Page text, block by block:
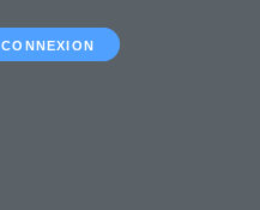
CONNEXION